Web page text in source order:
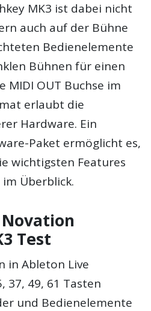
MK3 ist dabei nicht
auch auf der Bühne
Bedienelemente
Bühnen für einen
MIDI OUT Buchse im
erlaubt die
Hardware. Ein
Paket ermöglicht es,
wichtigsten Features
Überblick.
Test
in Ableton Live
37, 49, 61 Tasten
und Bedienelemente